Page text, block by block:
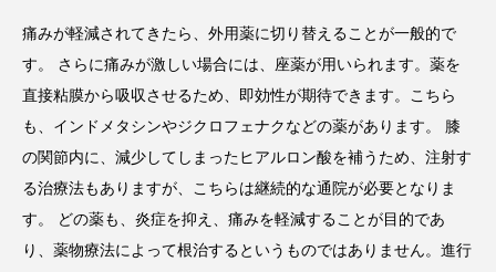
痛みが軽減されてきたら、外用薬に切り替えることが一般的で
す。 さらに痛みが激しい場合には、座薬が用いられます。薬を
直接粘膜から吸収させるため、即効性が期待できます。こちら
も、インドメタシンやジクロフェナクなどの薬があります。 膝
の関節内に、減少してしまったヒアルロン酸を補うため、注射す
る治療法もありますが、こちらは継続的な通院が必要となりま
す。 どの薬も、炎症を抑え、痛みを軽減することが目的であ
り、薬物療法によって根治するというものではありません。進行